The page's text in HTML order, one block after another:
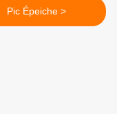
Pic Épeiche >